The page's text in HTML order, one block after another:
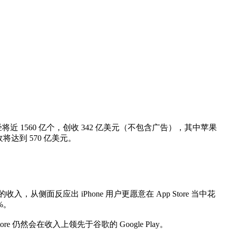
1560 亿个，创收 342 亿美元（不包含广告），其中苹果
达到 570 亿美元。
入，从侧面反应出 iPhone 用户更愿意在 App Store 当中花
然会在收入上领先于谷歌的 Google Play。